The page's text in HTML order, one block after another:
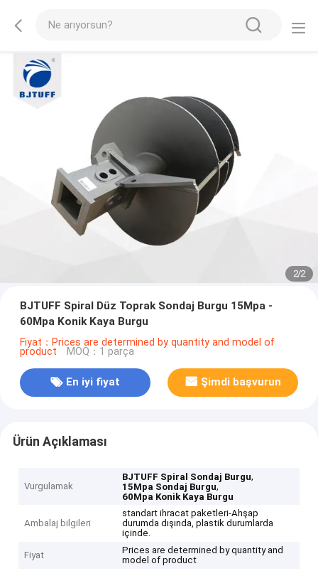
2/2
BJTUFF Spiral Düz Toprak Sondaj Burgu 15Mpa -
60Mpa Konik Kaya Burgu
Fiyat：Prices are determined by quantity and model of
product MOQ：1 parça
En iyi fiyat Şimdi başvurun
Ürün Açıklaması
Vurgulamak
BJTUFF Spiral Sondaj Burgu,
15Mpa Sondaj Burgu,
60Mpa Konik Kaya Burgu
Ambalaj bilgileri
standart ihracat paketleri-Ahşap
durumda dışında, plastik durumlarda
içinde.
Fiyat
Prices are determined by quantity and
model of product